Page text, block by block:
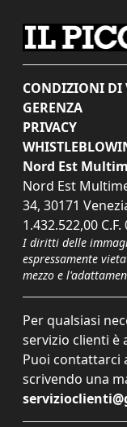
CONDIZIONI DI
GERENZA
PRIVACY
Nord Est
Nord Est
34, 30171
1.432.522,00
I diritti delle
espressamente
mezzo e
Per qualsiasi
servizio clienti è
Puoi contattarci
scrivendo una